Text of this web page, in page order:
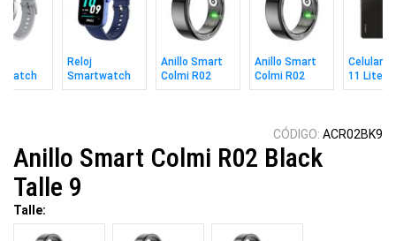
I28 Ultra
Reloj
Smartwatch
Colmi P71
Anillo Smart
Colmi R02
Black Talle 11
Anillo Smart
Colmi R02
Black Talle 8
Celular
11 Lite
8/128gb
CÓDIGO: ACR02BK9
Anillo Smart Colmi R02 Black
Talle 9
Talle: